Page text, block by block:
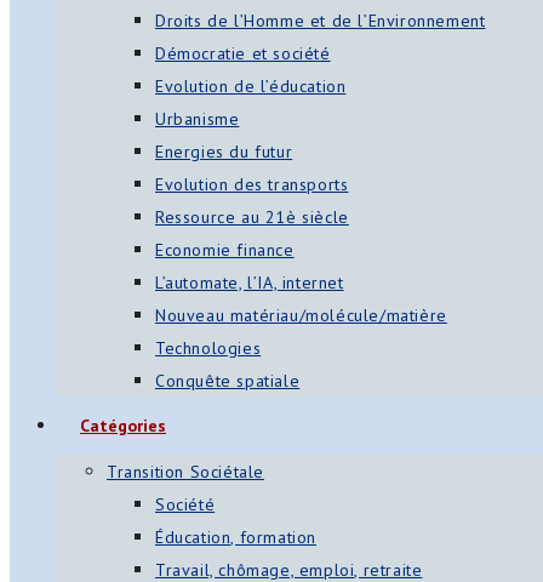
Droits de l’Homme et de l’Environnement
Démocratie et société
Evolution de l’éducation
Urbanisme
Energies du futur
Evolution des transports
Ressource au 21è siècle
Economie finance
L’automate, l’IA, internet
Nouveau matériau/molécule/matière
Technologies
Conquête spatiale
Catégories
Transition Sociétale
Société
Éducation, formation
Travail, chômage, emploi, retraite